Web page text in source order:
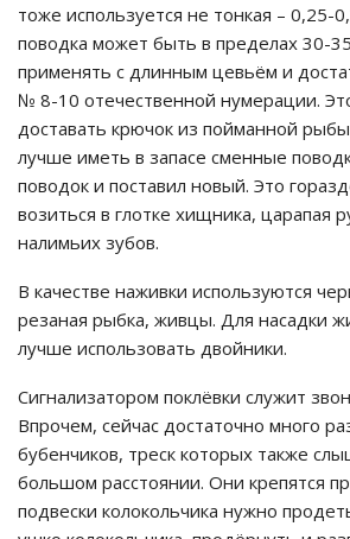
тоже используется не тонкая – 0,25-
поводка может быть в пределах 30-
применять с длинным цевьём и
№ 8-10 отечественной нумерации.
доставать крючок из пойманной
лучше иметь в запасе сменные
поводок и поставил новый. Это
возиться в глотке хищника, царапая
налимьих зубов.
В качестве наживки используются
резаная рыбка, живцы. Для насадки
лучше использовать двойники.
Сигнализатором поклёвки служит
Впрочем, сейчас достаточно много
бубенчиков, треск которых также
большом расстоянии. Они крепятся
подвески колокольчика нужно